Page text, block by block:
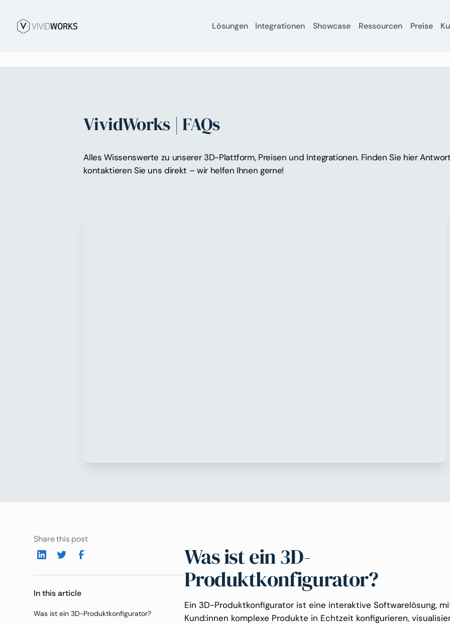
Lösungen Integrationen Showcase Ressourcen Preise
VividWorks | FAQs
Alles Wissenswerte zu unserer 3D-Plattform, Preisen und Integrationen. Finden Sie hier
kontaktieren Sie uns direkt – wir helfen Ihnen gerne!
Share this post
In this article
Was ist ein 3D-Produktkonfigurator?
Was ist ein 3D-
Produktkonfigurator?
Ein 3D-Produktkonfigurator ist eine interaktive Softwarelösung,
Kund:innen komplexe Produkte in Echtzeit konfigurieren,